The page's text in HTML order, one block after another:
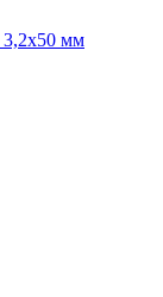
3,2x50 мм